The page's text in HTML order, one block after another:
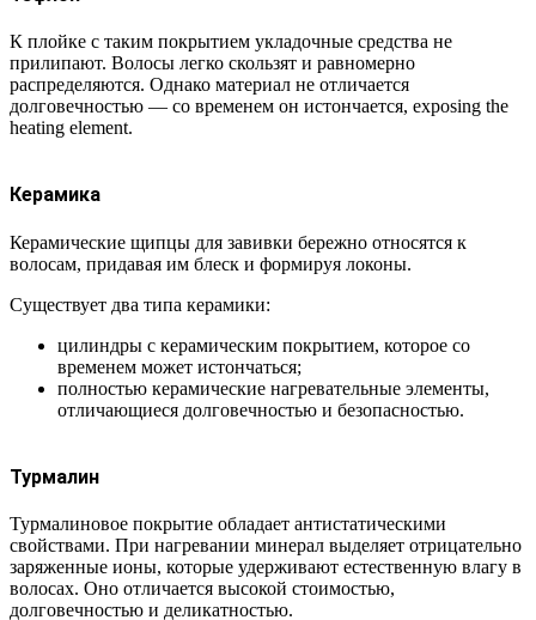
К плойке с таким покрытием укладочные средства не
прилипают. Волосы легко скользят и равномерно
распределяются. Однако материал не отличается
долговечностью — со временем он истончается, exposing the
heating element.
Керамика
Керамические щипцы для завивки бережно относятся к
волосам, придавая им блеск и формируя локоны.
Существует два типа керамики:
цилиндры с керамическим покрытием, которое со
временем может истончаться;
полностью керамические нагревательные элементы,
отличающиеся долговечностью и безопасностью.
Турмалин
Турмалиновое покрытие обладает антистатическими
свойствами. При нагревании минерал выделяет отрицательно
заряженные ионы, которые удерживают естественную влагу в
волосах. Оно отличается высокой стоимостью,
долговечностью и деликатностью.